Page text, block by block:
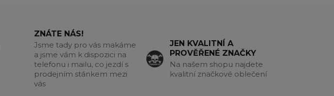
ZNÁTE NÁS!
Jsme tady pro vás makáme
a jsme vám k dispozici na
telefonu i mailu, co jezdí s
prodejním stánkem mezi
vás
JEN KVALITNÍ A
PROVĚŘENÉ ZNAČKY
Na našem shopu najdete
kvalitní značkové oblečení